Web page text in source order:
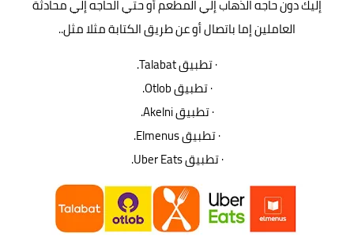
إليك دون حاجه الذهاب إلي المطعم أو حتي الحاجه إلي محادثة
العاملين إما باتصال أو عن طريق الكتابة مثلا مثل..
· تطبيق Talabat.
· تطبيق Otlob.
· تطبيق Akelni.
· تطبيق Elmenus.
· تطبيق Uber Eats.